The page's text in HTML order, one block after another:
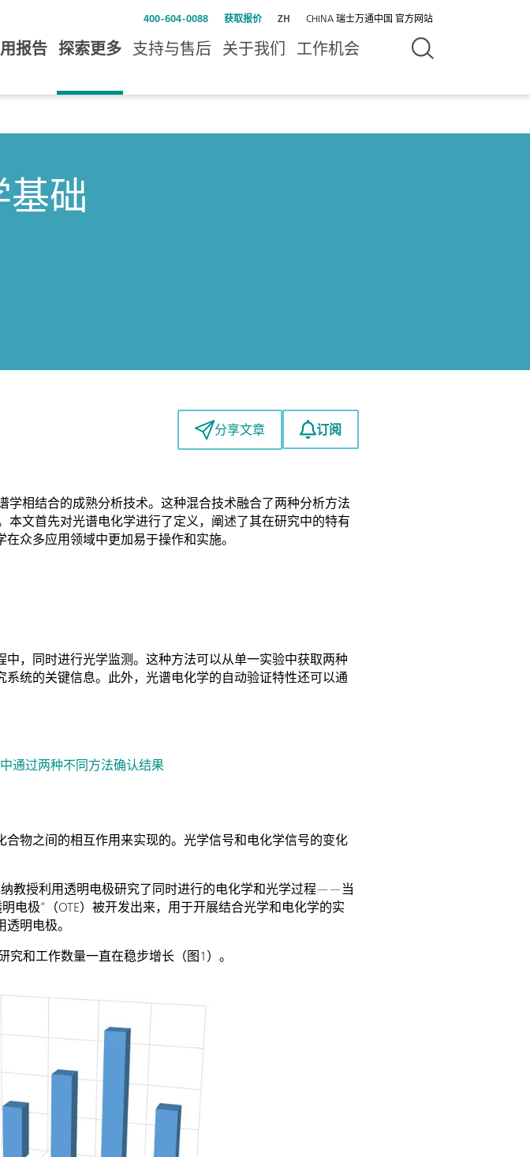
400-604-0088 获取报价 ZH CHINA 瑞士万通中国 官方网站
报告 探索更多 支持与售后 关于我们 工作机会
础
分享文章 订阅
学相结合的成熟分析技术。这种混合技术融合了两种分析方法
文首先对光谱电化学进行了定义，阐述了其在研究中的特有
众多应用领域中更加易于操作和实施。
，同时进行光学监测。这种方法可以从单一实验中获取两种
统的关键信息。此外，光谱电化学的自动验证特性还可以通
通过两种不同方法确认结果
物之间的相互作用来实现的。光学信号和电化学信号的变化
教授利用透明电极研究了同时进行的电化学和光学过程——当
极”（OTE）被开发出来，用于开展结合光学和电化学的实
明电极。
和工作数量一直在稳步增长（图1）。